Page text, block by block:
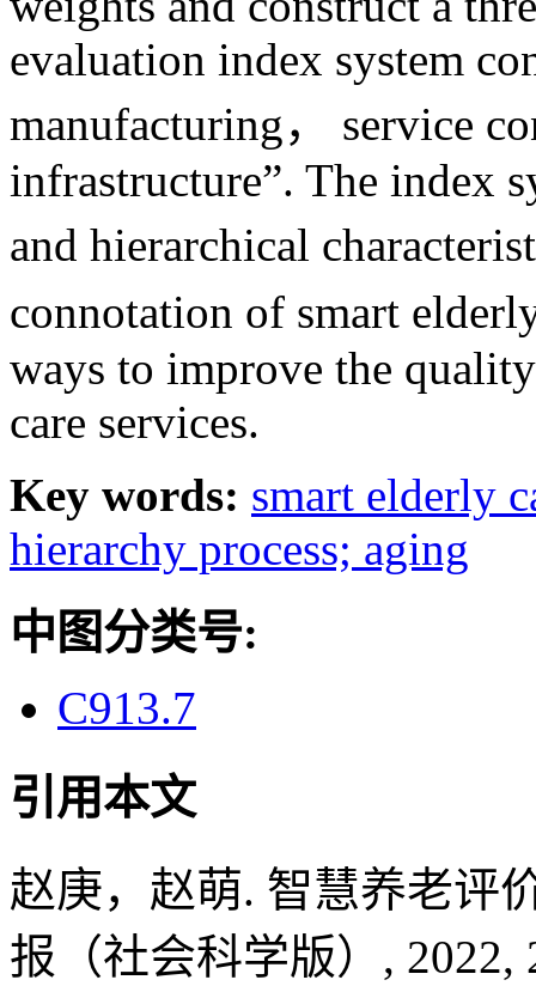
evaluation index system
manufacturing， service
infrastructure”. The index
and hierarchical
connotation of smart
ways to improve the
care services.
Key words: smart elderly
hierarchy process; aging
中图分类号:
C913.7
引用本文
赵庚，赵萌. 智慧养老评
报（社会科学版）, 2022,